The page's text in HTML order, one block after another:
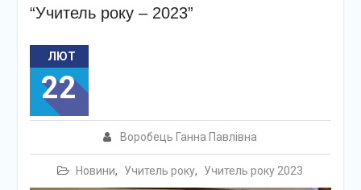
“Учитель року – 2023”
ЛЮТ
22
Воробець Ганна Павлівна
Новини, Учитель року, Учитель року 2023